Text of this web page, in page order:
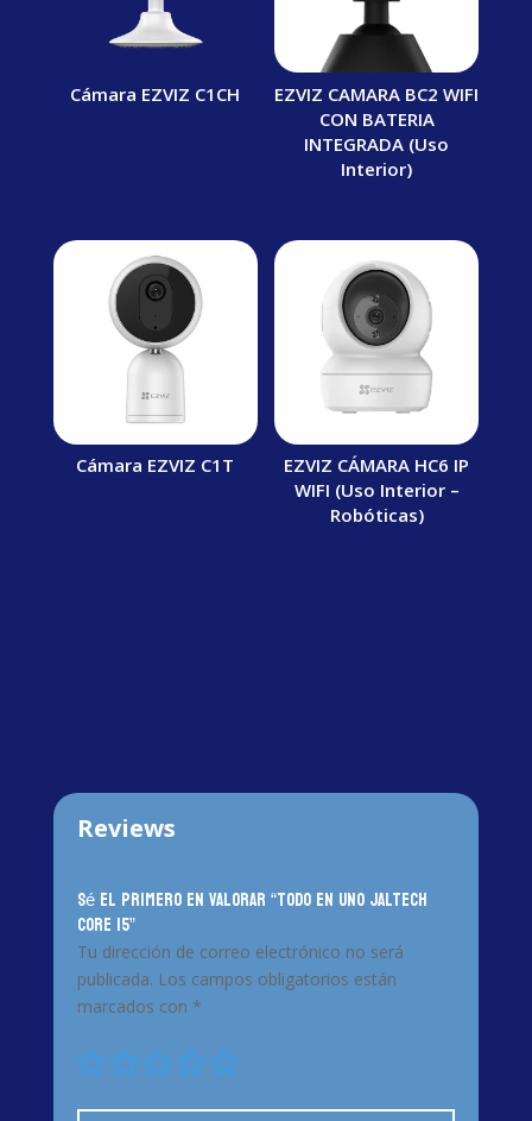
Cámara EZVIZ C1CH
EZVIZ CAMARA BC2 WIFI
CON BATERIA
INTEGRADA (Uso
Interior)
Cámara EZVIZ C1T
EZVIZ CÁMARA HC6 IP
WIFI (Uso Interior –
Robóticas)
Reviews
Sé el primero en valorar “TODO EN UNO JALTECH
CORE I5”
Tu dirección de correo electrónico no será
publicada. Los campos obligatorios están
marcados con *